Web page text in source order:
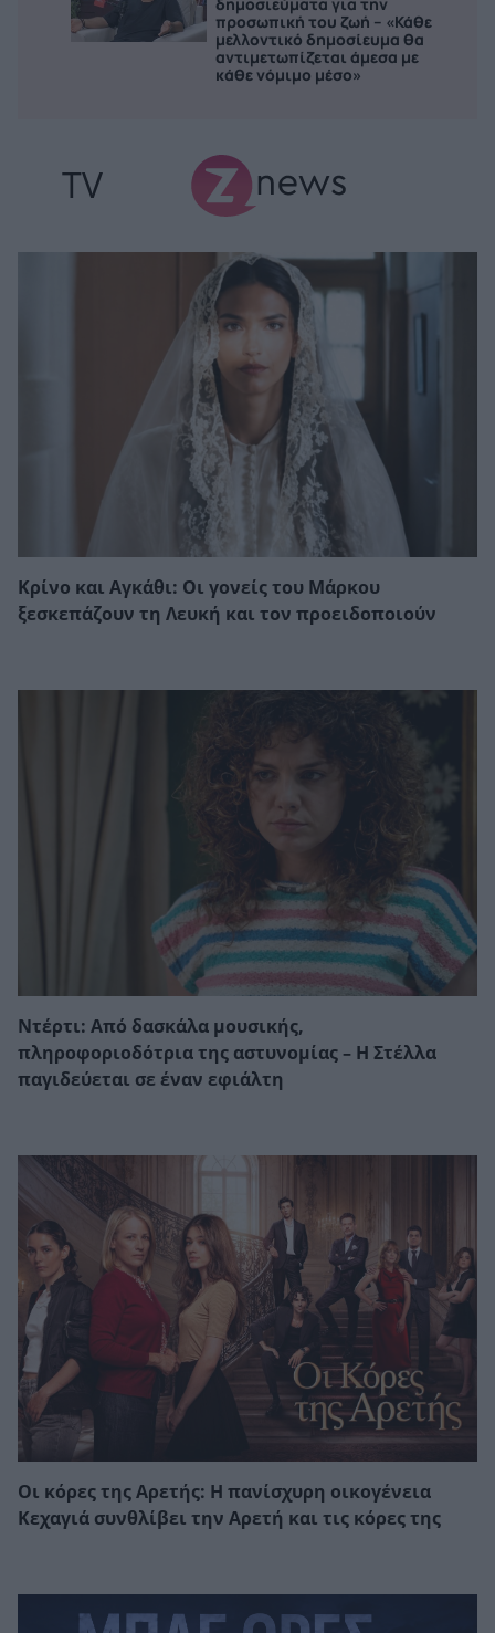
δημοσιεύματα για την
προσωπική του ζωή – «Κάθε
μελλοντικό δημοσίευμα θα
αντιμετωπίζεται άμεσα με
κάθε νόμιμο μέσο»
TV
Κρίνο και Αγκάθι: Οι γονείς του Μάρκου
ξεσκεπάζουν τη Λευκή και τον προειδοποιούν
Ντέρτι: Από δασκάλα μουσικής,
πληροφοριοδότρια της αστυνομίας – Η Στέλλα
παγιδεύεται σε έναν εφιάλτη
Οι κόρες της Αρετής: Η πανίσχυρη οικογένεια
Κεχαγιά συνθλίβει την Αρετή και τις κόρες της